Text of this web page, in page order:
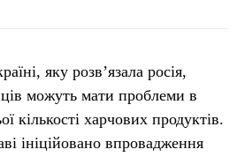
яку розв’язала росія,
можуть мати проблеми в
кількості харчових продуктів.
ініційовано впровадження